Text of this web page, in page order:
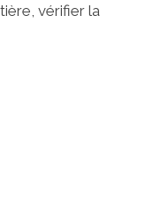
vérifier la